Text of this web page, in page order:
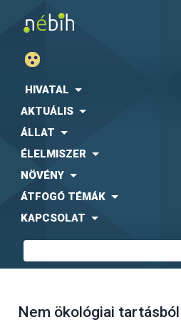
HIVATAL
AKTUÁLIS
ÁLLAT
ÉLELMISZER
NÖVÉNY
ÁTFOGÓ TÉMÁK
KAPCSOLAT
Nem ökológiai